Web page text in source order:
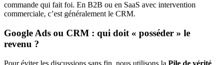
commande qui fait foi. En B2B ou en SaaS avec intervention
commerciale, c’est généralement le CRM.
Google Ads ou CRM : qui doit « posséder » le
revenu ?
Pour éviter les discussions sans fin, nous utilisons la Pile de vérité